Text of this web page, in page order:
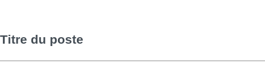
Titre du poste